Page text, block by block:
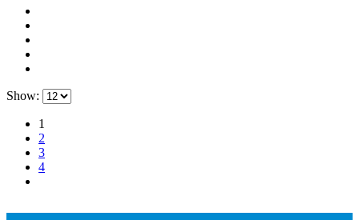
Show:
1
2
3
4